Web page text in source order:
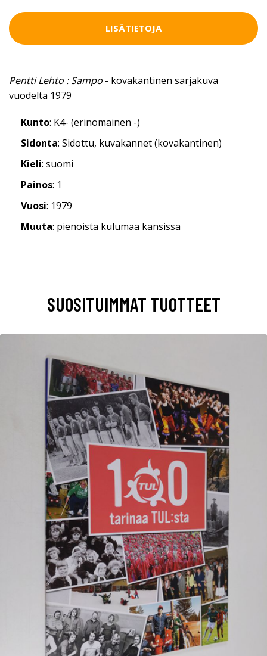
LISÄTIETOJA
Pentti Lehto : Sampo - kovakantinen sarjakuva
vuodelta 1979
Kunto: K4- (erinomainen -)
Sidonta: Sidottu, kuvakannet (kovakantinen)
Kieli: suomi
Painos: 1
Vuosi: 1979
Muuta: pienoista kulumaa kansissa
SUOSITUIMMAT TUOTTEET